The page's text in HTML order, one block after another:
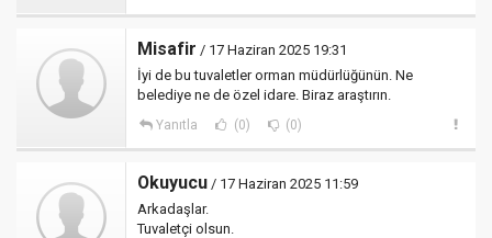
Misafir / 17 Haziran 2025 19:31
İyi de bu tuvaletler orman müdürlüğünün. Ne
belediye ne de özel idare. Biraz araştırın.
Yanıtla (0) (0)
Okuyucu / 17 Haziran 2025 11:59
Arkadaşlar.
Tuvaletçi olsun.